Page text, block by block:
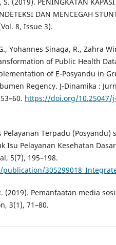
DAN MENCEGAH
8, Issue 3).
Yohannes Sinaga, R., Zahra
of Public Health
of E-Posyandu in
Regency. J-Dinamika :
https://doi.org/10.25047/j-
Pelayanan Terpadu (Posyandu)
Isu Pelayanan Kesehatan
5(7), 195–198.
(2019). Pemanfaatan media
3(1), 71–80.